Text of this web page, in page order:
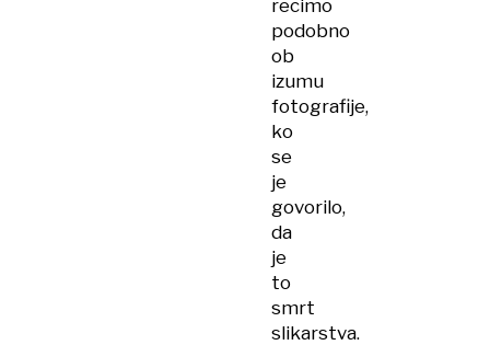
recimo
podobno
ob
izumu
fotografije,
ko
se
je
govorilo,
da
je
to
smrt
slikarstva.